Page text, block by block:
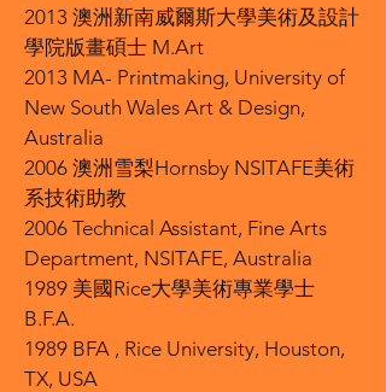
2013 澳洲新南威爾斯大學美術及設計
學院版畫碩士 M.Art
2013 MA- Printmaking, University of
New South Wales Art & Design,
Australia
2006 澳洲雪梨Hornsby NSITAFE美術
系技術助教
2006 Technical Assistant, Fine Arts
Department, NSITAFE, Australia
1989 美國Rice大學美術專業學士
B.F.A.
1989 BFA , Rice University, Houston,
TX, USA